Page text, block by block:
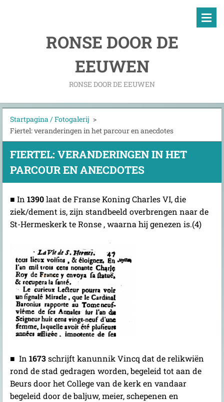
RONSE DOOR DE
EEUWEN
RONSE DOOR DE EEUWEN
Startpagina / Fotogalerij >
Fiertel: veranderingen in het parcour en anecdotes
FIERTEL: VERANDERINGEN IN HET
PARCOUR EN ANECDOTES
■ In 1390laat de Franse Koning Charles VI, die
ziek/dement is, zijn standbeeld overbrengen naar de
St-Hermeskerk te Ronse , waarna hij genezen is.(4)
■ In 1673schrijft kanunnik Vincq dat de relikwiën
rond de stad gedragen worden, begeleid tot aan de
Beurs door het College van de kerk en vandaar
begeleid door de baljuw, meier, schepenen en